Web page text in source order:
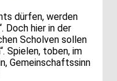
dürfen, werden
Doch hier in der
Scholven sollen
Spielen, toben, im
Gemeinschaftssinn